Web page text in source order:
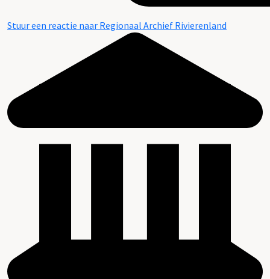
Stuur een reactie naar Regionaal Archief Rivierenland